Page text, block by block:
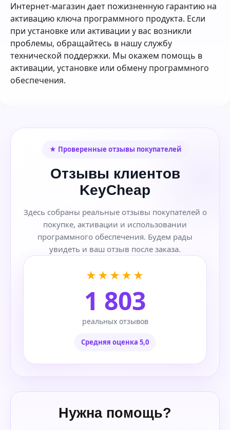
Интернет-магазин дает пожизненную гарантию на
активацию ключа программного продукта. Если
при установке или активации у вас возникли
проблемы, обращайтесь в нашу службу
технической поддержки. Мы окажем помощь в
активации, установке или обмену программного
обеспечения.
★ Проверенные отзывы покупателей
Отзывы клиентов
KeyCheap
Здесь собраны реальные отзывы покупателей о
покупке, активации и использовании
программного обеспечения. Будем рады
увидеть и ваш отзыв после заказа.
★★★★★
1 803
реальных отзывов
Средняя оценка 5,0
Нужна помощь?